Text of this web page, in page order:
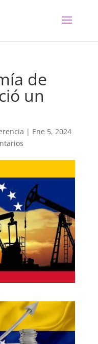
de
un
| Ene 5, 2024